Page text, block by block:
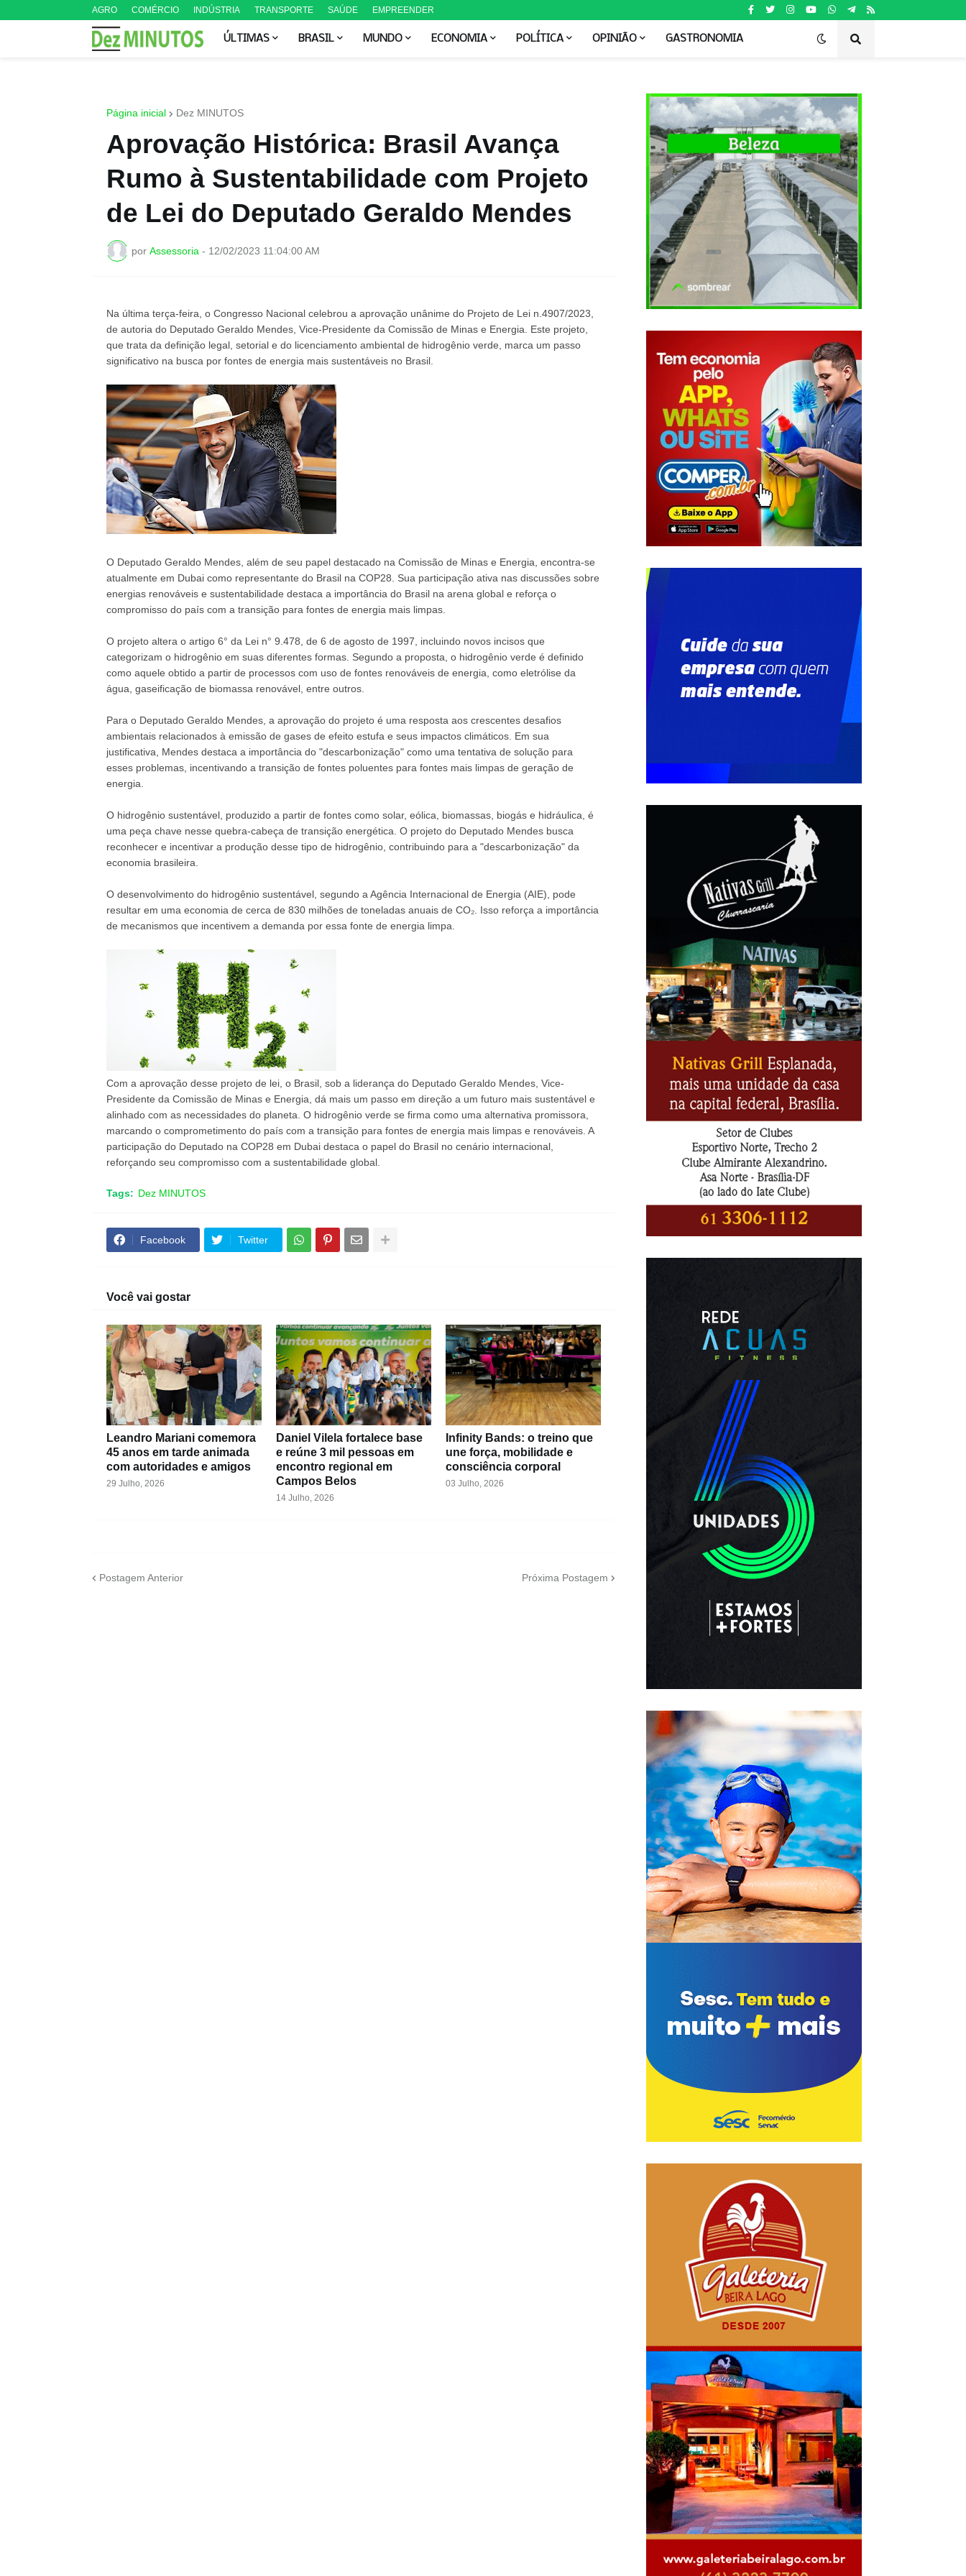
AGRO COMÉRCIO INDÚSTRIA TRANSPORTE SAÚDE EMPREENDER
ÚLTIMAS BRASIL MUNDO ECONOMIA POLÍTICA OPINIÃO GASTRONOMIA
Página inicial Dez MINUTOS
Aprovação Histórica: Brasil Avança
Rumo à Sustentabilidade com Projeto
de Lei do Deputado Geraldo Mendes
por Assessoria - 12/02/2023 11:04:00 AM
Na última terça-feira, o Congresso Nacional celebrou a aprovação unânime do Projeto de Lei n.4907/2023,
de autoria do Deputado Geraldo Mendes, Vice-Presidente da Comissão de Minas e Energia. Este projeto,
que trata da definição legal, setorial e do licenciamento ambiental de hidrogênio verde, marca um passo
significativo na busca por fontes de energia mais sustentáveis no Brasil.
O Deputado Geraldo Mendes, além de seu papel destacado na Comissão de Minas e Energia, encontra-se
atualmente em Dubai como representante do Brasil na COP28. Sua participação ativa nas discussões sobre
energias renováveis e sustentabilidade destaca a importância do Brasil na arena global e reforça o
compromisso do país com a transição para fontes de energia mais limpas.
O projeto altera o artigo 6° da Lei n° 9.478, de 6 de agosto de 1997, incluindo novos incisos que
categorizam o hidrogênio em suas diferentes formas. Segundo a proposta, o hidrogênio verde é definido
como aquele obtido a partir de processos com uso de fontes renováveis de energia, como eletrólise da
água, gaseificação de biomassa renovável, entre outros.
Para o Deputado Geraldo Mendes, a aprovação do projeto é uma resposta aos crescentes desafios
ambientais relacionados à emissão de gases de efeito estufa e seus impactos climáticos. Em sua
justificativa, Mendes destaca a importância do "descarbonização" como uma tentativa de solução para
esses problemas, incentivando a transição de fontes poluentes para fontes mais limpas de geração de
energia.
O hidrogênio sustentável, produzido a partir de fontes como solar, eólica, biomassas, biogás e hidráulica, é
uma peça chave nesse quebra-cabeça de transição energética. O projeto do Deputado Mendes busca
reconhecer e incentivar a produção desse tipo de hidrogênio, contribuindo para a "descarbonização" da
economia brasileira.
O desenvolvimento do hidrogênio sustentável, segundo a Agência Internacional de Energia (AIE), pode
resultar em uma economia de cerca de 830 milhões de toneladas anuais de CO₂. Isso reforça a importância
de mecanismos que incentivem a demanda por essa fonte de energia limpa.
Com a aprovação desse projeto de lei, o Brasil, sob a liderança do Deputado Geraldo Mendes, Vice-
Presidente da Comissão de Minas e Energia, dá mais um passo em direção a um futuro mais sustentável e
alinhado com as necessidades do planeta. O hidrogênio verde se firma como uma alternativa promissora,
marcando o comprometimento do país com a transição para fontes de energia mais limpas e renováveis. A
participação do Deputado na COP28 em Dubai destaca o papel do Brasil no cenário internacional,
reforçando seu compromisso com a sustentabilidade global.
Tags: Dez MINUTOS
Facebook Twitter
Você vai gostar
Leandro Mariani comemora
45 anos em tarde animada
com autoridades e amigos
29 Julho, 2026
Daniel Vilela fortalece base
e reúne 3 mil pessoas em
encontro regional em
Campos Belos
14 Julho, 2026
Infinity Bands: o treino que
une força, mobilidade e
consciência corporal
03 Julho, 2026
Postagem Anterior Próxima Postagem